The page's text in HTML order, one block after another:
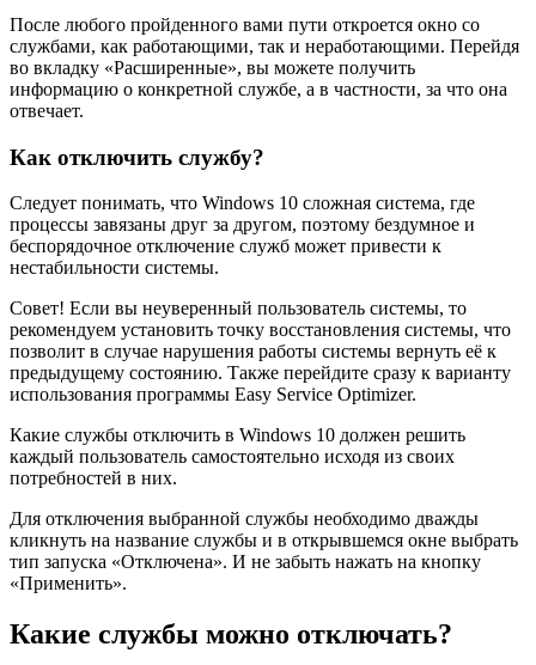
После любого пройденного вами пути откроется окно со
службами, как работающими, так и неработающими. Перейдя
во вкладку «Расширенные», вы можете получить
информацию о конкретной службе, а в частности, за что она
отвечает.
Как отключить службу?
Следует понимать, что Windows 10 сложная система, где
процессы завязаны друг за другом, поэтому бездумное и
беспорядочное отключение служб может привести к
нестабильности системы.
Совет! Если вы неуверенный пользователь системы, то
рекомендуем установить точку восстановления системы, что
позволит в случае нарушения работы системы вернуть её к
предыдущему состоянию. Также перейдите сразу к варианту
использования программы Easy Service Optimizer.
Какие службы отключить в Windows 10 должен решить
каждый пользователь самостоятельно исходя из своих
потребностей в них.
Для отключения выбранной службы необходимо дважды
кликнуть на название службы и в открывшемся окне выбрать
тип запуска «Отключена». И не забыть нажать на кнопку
«Применить».
Какие службы можно отключать?